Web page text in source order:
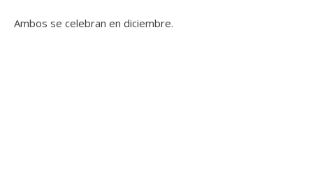
Ambos se celebran en diciembre.